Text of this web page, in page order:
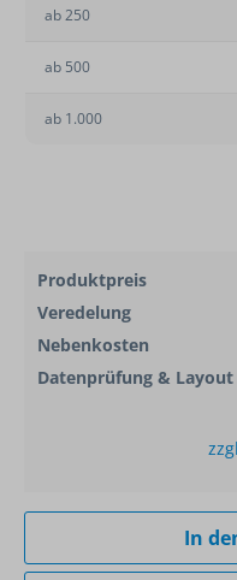
ab250
ab 500
ab 1.000
Produktpreis
Veredelung
Nebenkosten
Datenprüfung & Layout
In